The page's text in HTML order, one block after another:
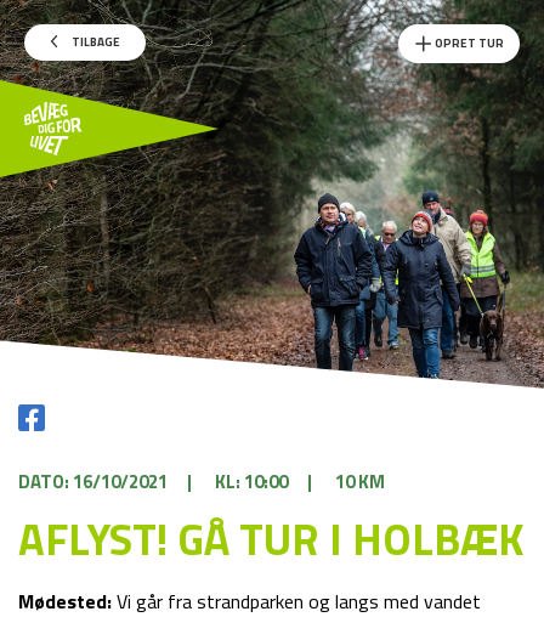
TILBAGE OPRET TUR
DATO: 16/10/2021 | KL: 10:00 | 10 KM
AFLYST! GÅ TUR I HOLBÆK
Mødested:Vi går fra strandparken og langs med vandet